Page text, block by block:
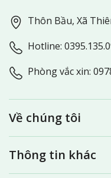
Thôn Bầu, Xã
Hotline:
Phòng vắc xin:
Về chúng tôi
Thông tin khác